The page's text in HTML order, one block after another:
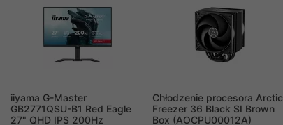
iiyama G-Master
GB2771QSU-B1 Red Eagle
27" QHD IPS 200Hz
Chłodzenie procesora Arctic
Freezer 36 Black SI Brown
Box (AOCPU00012A)